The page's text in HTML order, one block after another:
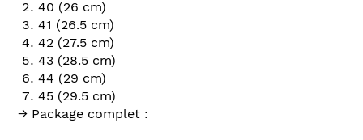
40 (26 cm)
41 (26.5 cm)
42 (27.5 cm)
43 (28.5 cm)
44 (29 cm)
45 (29.5 cm)
→ Package complet :